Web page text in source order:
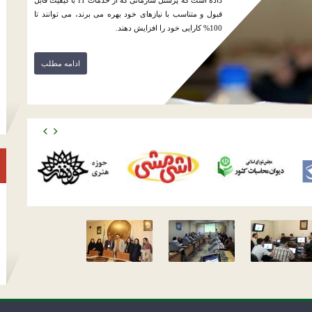
قبول و متناسب با نیازهای خود بهره می برند، می توانند تا
100% کارایی خود را افزایش دهند.
ادامه مطلب